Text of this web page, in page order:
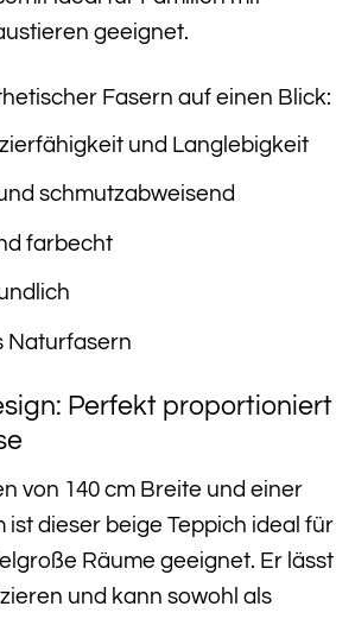
geeignet.
Fasern auf einen Blick:
und Langlebigkeit
schmutzabweisend
farbecht
Naturfasern
Perfekt proportioniert
von 140 cm Breite und einer
ist dieser beige Teppich ideal für
Räume geeignet. Er lässt
und kann sowohl als